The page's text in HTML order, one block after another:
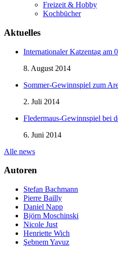
Freizeit & Hobby
Kochbücher
Aktuelles
Internationaler Katzentag am
8. August 2014
Sommer-Gewinnspiel zum
2. Juli 2014
Fledermaus-Gewinnspiel bei
6. Juni 2014
Alle news
Autoren
Stefan Bachmann
Pierre Bailly
Daniel Napp
Björn Moschinski
Nicole Just
Henriette Wich
Şebnem Yavuz‎